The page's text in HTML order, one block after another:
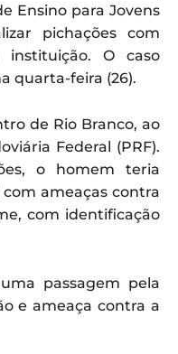
Ensino para Jovens
pichações com
instituição. O caso
quarta-feira (26).
de Rio Branco, ao
Federal (PRF).
o homem teria
ameaças contra
com identificação
passagem pela
e ameaça contra a